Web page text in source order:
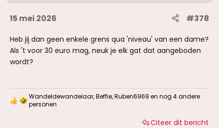
15 mei 2026 #378
Heb jij dan geen enkele grens qua 'niveau' van een dame?
Als 't voor 30 euro mag, neuk je elk gat dat aangeboden
wordt?
W
Wandeldewandelaar,Beffie,Ruben6969 en nog 4 andere
personen
Citeer dit bericht